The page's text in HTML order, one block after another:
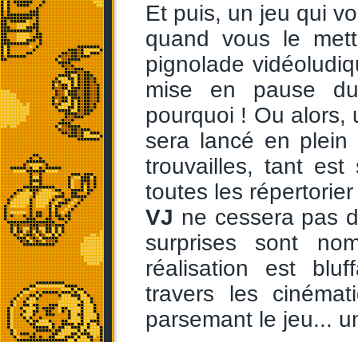
Et puis, un jeu qui
quand vous le
pignolade
mise en pause
pourquoi ! Ou alors,
sera lancé en
trouvailles, tant
toutes les répertorier
VJ ne cessera pas
surprises sont
réalisation est
travers les
parsemant le jeu...